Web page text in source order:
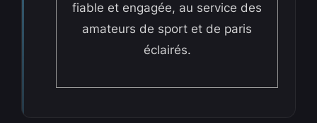
fiable et engagée, au service des
amateurs de sport et de paris
éclairés.